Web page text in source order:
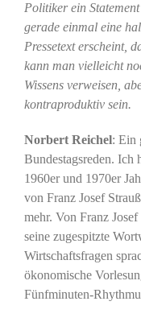
Politiker ein
gerade einmal eine
Pressetext erscheint,
kann man vielleicht
Wissens verweisen,
kontraproduktiv sein.
Norbert Reichel: Ein
Bundestagsreden. Ich
1960er und 1970er
von Franz Josef
mehr. Von Franz
seine zugespitzte
Wirtschaftsfragen
ökonomische
Fünfminuten-